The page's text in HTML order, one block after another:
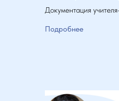
Документация
Подробнее